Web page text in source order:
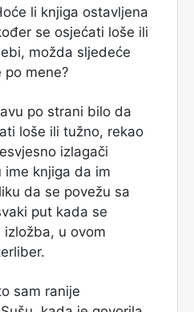
li knjiga ostavljena
se osjećati loše ili
možda sljedeće
mene?
po strani bilo da
loše ili tužno, rekao
izlagači
ime knjiga da im
da se povežu sa
put kada se
u ovom
sam ranije